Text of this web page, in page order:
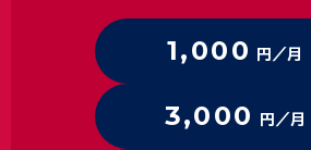
1,000 円／月
3,000 円／月